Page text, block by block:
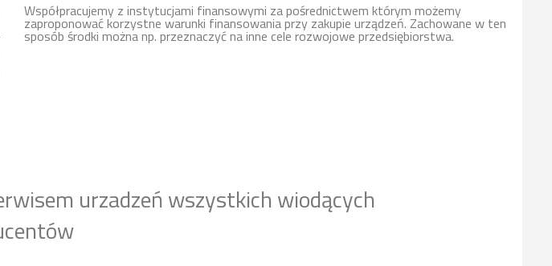
Współpracujemy z instytucjami finansowymi za pośrednictwem którym możemy
zaproponować korzystne warunki finansowania przy zakupie urządzeń. Zachowane w ten
sposób środki można np. przeznaczyć na inne cele rozwojowe przedsiębiorstwa.
urzadzeń wszystkich wiodących